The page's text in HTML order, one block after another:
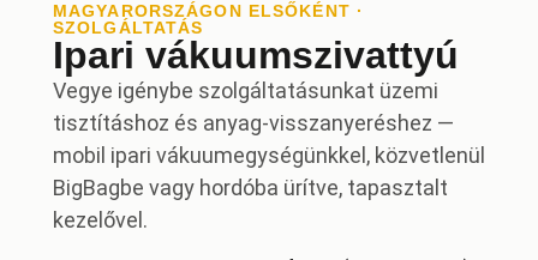
MAGYARORSZÁGON ELSŐKÉNT ·
SZOLGÁLTATÁS
Ipari vákuumszivattyú
Vegye igénybe szolgáltatásunkat üzemi
tisztításhoz és anyag-visszanyeréshez —
mobil ipari vákuumegységünkkel, közvetlenül
BigBagbe vagy hordóba ürítve, tapasztalt
kezelővel.